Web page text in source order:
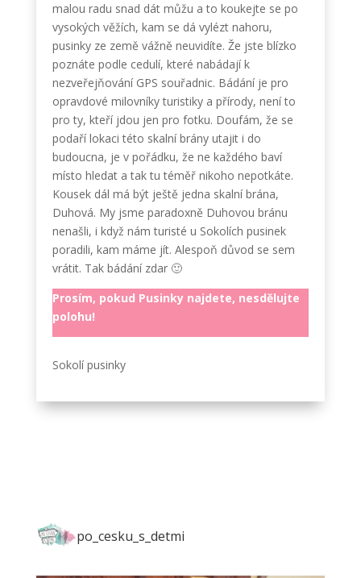
malou radu snad dát můžu a to koukejte se po
vysokých věžích, kam se dá vylézt nahoru,
pusinky ze země vážně neuvidíte. Že jste blízko
poznáte podle cedulí, které nabádají k
nezveřejňování GPS souřadnic. Bádání je pro
opravdové milovníky turistiky a přírody, není to
pro ty, kteří jdou jen pro fotku. Doufám, že se
podaří lokaci této skalní brány utajit i do
budoucna, je v pořádku, že ne každého baví
místo hledat a tak tu téměř nikoho nepotkáte.
Kousek dál má být ještě jedna skalní brána,
Duhová. My jsme paradoxně Duhovou bránu
nenašli, i když nám turisté u Sokolích pusinek
poradili, kam máme jít. Alespoň důvod se sem
vrátit. Tak bádání zdar 🙂
Prosím, pokud Pusinky najdete, nesdělujte
polohu!
Sokolí pusinky
po_cesku_s_detmi